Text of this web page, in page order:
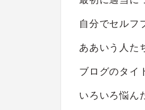
自分でセルフ
ああいう人た
ブログのタイ
いろいろ悩ん